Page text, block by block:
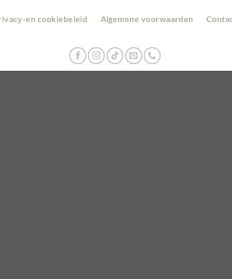
en cookiebeleid Algemene voorwaarden